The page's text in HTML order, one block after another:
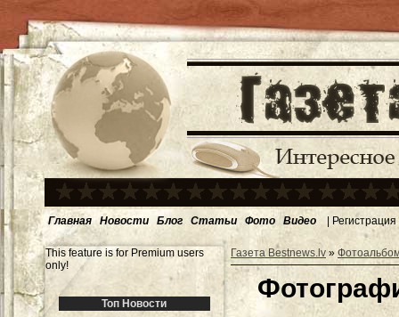
Главная Новости Блог Статьи Фото Видео | Регистрация
This feature is for Premium users
only!
Топ Новости
Газета Bestnews.lv»